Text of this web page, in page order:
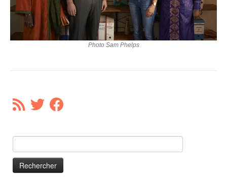
Photo Sam Phelps